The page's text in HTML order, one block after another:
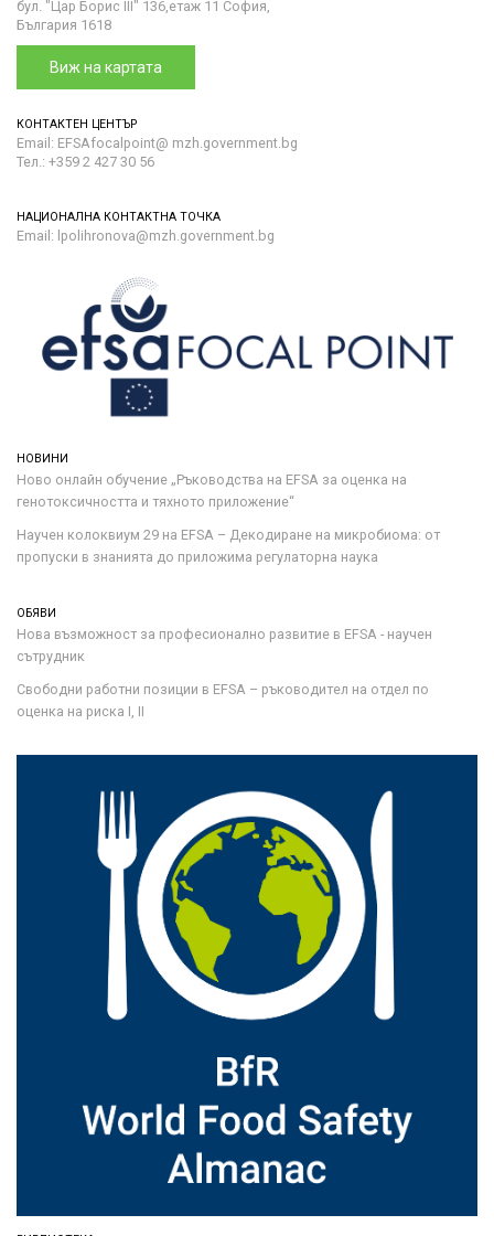
бул. "Цар Борис III" 136,етаж 11 София,
България 1618
Виж на картата
КОНТАКТЕН ЦЕНТЪР
Email: EFSAfocalpoint@ mzh.government.bg
Тел.: +359 2 427 30 56
НАЦИОНАЛНА КОНТАКТНА ТОЧКА
Email: lpolihronova@mzh.government.bg
НОВИНИ
Ново онлайн обучение „Ръководства на ЕFSA за оценка на
генотоксичността и тяхното приложение“
Научен колоквиум 29 на EFSA – Декодиране на микробиома: от
пропуски в знанията до приложима регулаторна наука
ОБЯВИ
Нова възможност за професионално развитие в EFSA - научен
сътрудник
Свободни работни позиции в EFSA – ръководител на отдел по
оценка на риска I, II